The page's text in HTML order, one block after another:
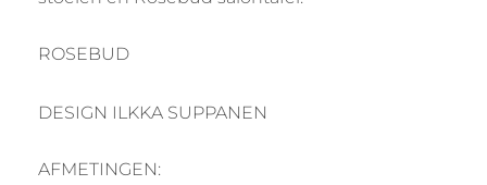
ROSEBUD
DESIGN ILKKA SUPPANEN
AFMETINGEN: